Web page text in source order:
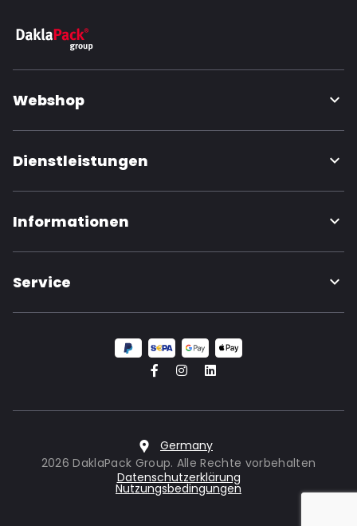
Webshop
Dienstleistungen
Informationen
Service
Germany
2026 DaklaPack Group. Alle Rechte vorbehalten
Datenschutzerklärung
Nutzungsbedingungen